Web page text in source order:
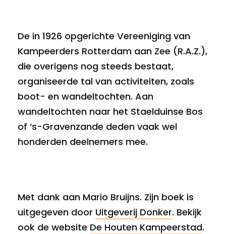
De in 1926 opgerichte Vereeniging van
Kampeerders Rotterdam aan Zee (R.A.Z.),
die overigens nog steeds bestaat,
organiseerde tal van activiteiten, zoals
boot- en wandeltochten. Aan
wandeltochten naar het Staelduinse Bos
of ’s-Gravenzande deden vaak wel
honderden deelnemers mee.
Met dank aan Mario Bruijns. Zijn boek is
uitgegeven door Uitgeverij Donker. Bekijk
ook de website De Houten Kampeerstad.